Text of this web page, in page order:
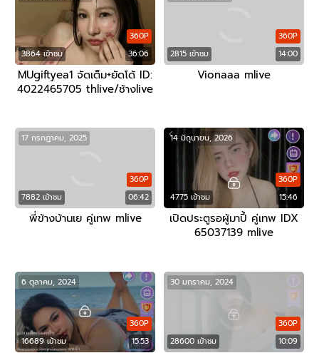
3864 เข้าชม 36:06
360P
MUgiftyea1 จัดเต็ม+ยัดโด้ ID:
4022465705 thlive/ช้างlive
2815 เข้าชม 14:00
360P
Vionaaa mlive
7882 เข้าชม 06:42
360P
17 กรกฎาคม, 2025
พี่ข้างบ้านเย คู่เทพ mlive
4775 เข้าชม 15:46
360P
14 มิถุนายน, 2026
เปิดประตูรอผู้มาปี้ คู่เทพ IDX
65037139 mlive
16689 เข้าชม 15:53
360P
6 ตุลาคม, 2024
28600 เข้าชม 10:09
360P
30 มกราคม, 2024